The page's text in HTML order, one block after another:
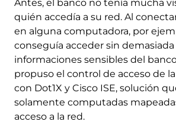
Antes, el banco no tenía mucha
quién accedía a su red. Al
en alguna computadora, por
conseguía acceder sin
informaciones sensibles del
propuso el control de acceso de
con Dot1X y Cisco ISE, solución
solamente computadas
acceso a la red.